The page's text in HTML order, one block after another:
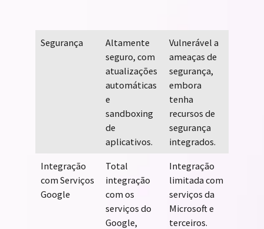
Segurança
Altamente
seguro, com
atualizações
automáticas
e
sandboxing
de
aplicativos.
Vulnerável a
ameaças de
segurança,
embora
tenha
recursos de
segurança
integrados.
Integração
com Serviços
Google
Total
integração
com os
serviços do
Google,
Integração
limitada com
serviços da
Microsoft e
terceiros.